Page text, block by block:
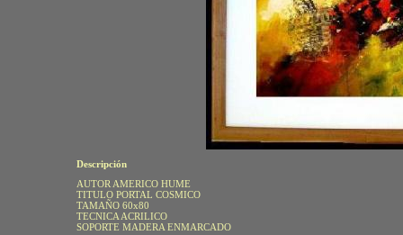
Descripción
AUTOR AMERICO HUME
TITULO PORTAL COSMICO
TAMAÑO 60x80
TECNICA ACRILICO
SOPORTE MADERA ENMARCADO